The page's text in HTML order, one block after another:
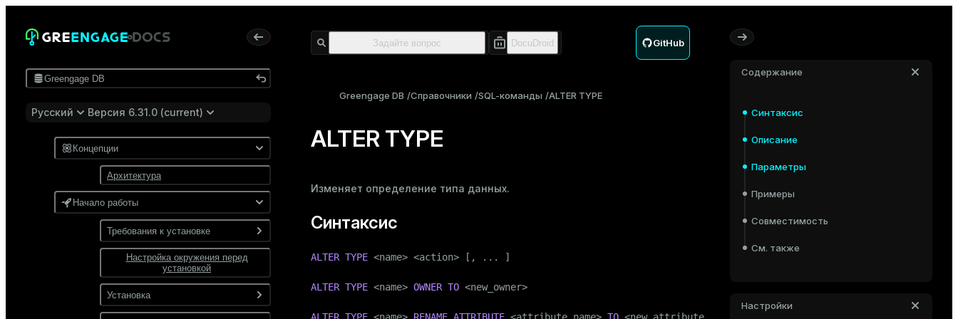
GitHub
Greengage DB
Русский Версия 6.31.0 (current)
Концепции
Архитектура
Начало работы
Требования к установке
Программные требования
Требования к сети
Настройка окружения перед
установкой
Установка
Содержание
Синтаксис
Описание
Параметры
Примеры
Совместимость
См. также
Настройки
Greengage DB Справочники SQL-команды ALTER TYPE
ALTER TYPE
Изменяет определение типа данных.
Синтаксис
ALTER TYPE <name> <action> [, ... ]
ALTER TYPE <name> OWNER TO <new_owner>